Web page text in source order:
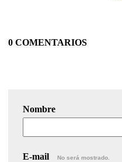
0 COMENTARIOS
Nombre
E-mail No será mostrado.